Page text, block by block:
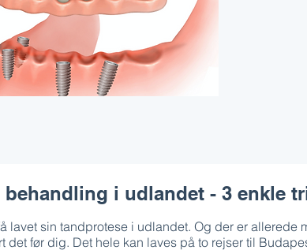
behandling i udlandet - 3 enkle
lavet sin tandprotese i udlandet. Og der er allerede
det før dig. Det hele kan laves på to rejser til